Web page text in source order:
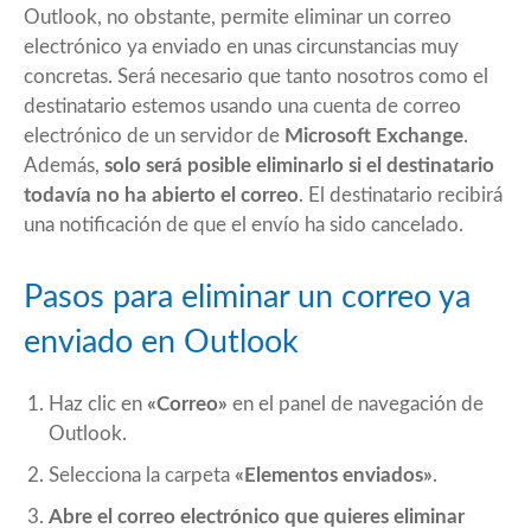
Outlook, no obstante, permite eliminar un correo
electrónico ya enviado en unas circunstancias muy
concretas. Será necesario que tanto nosotros como el
destinatario estemos usando una cuenta de correo
electrónico de un servidor de Microsoft Exchange.
Además, solo será posible eliminarlo si el destinatario
todavía no ha abierto el correo. El destinatario recibirá
una notificación de que el envío ha sido cancelado.
Pasos para eliminar un correo ya
enviado en Outlook
Haz clic en «Correo» en el panel de navegación de
Outlook.
Selecciona la carpeta «Elementos enviados».
Abre el correo electrónico que quieres eliminar